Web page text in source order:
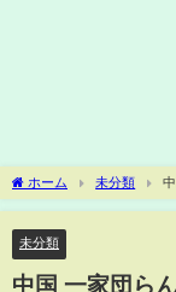
ホーム 未分類
未分類
中国 一家団ら